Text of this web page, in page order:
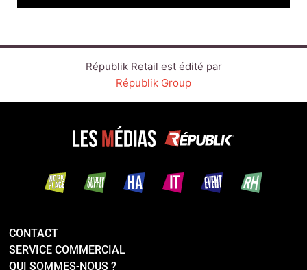
Républik Retail est édité par
Républik Group
CONTACT
SERVICE COMMERCIAL
QUI SOMMES-NOUS ?